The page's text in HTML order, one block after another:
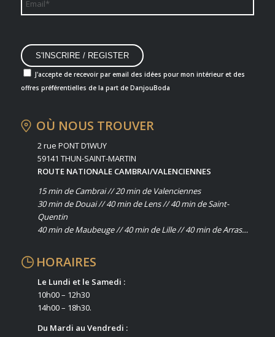
J'accepte de recevoir par email des idées pour mon intérieur et des
offres préférentielles de la part de DanjouBoda
OÙ NOUS TROUVER
2 rue PONT D’IWUY
59141 THUN-SAINT-MARTIN
ROUTE NATIONALE CAMBRAI/VALENCIENNES
15 min de Cambrai // 20 min de Valenciennes
30 min de Douai // 40 min de Lens // 40 min de Saint-
Quentin
40 min de Maubeuge // 40 min de Lille // 40 min de Arras…
HORAIRES
Le Lundi et le Samedi :
10h00 – 12h30
14h00 – 18h30.
Du Mardi au Vendredi :